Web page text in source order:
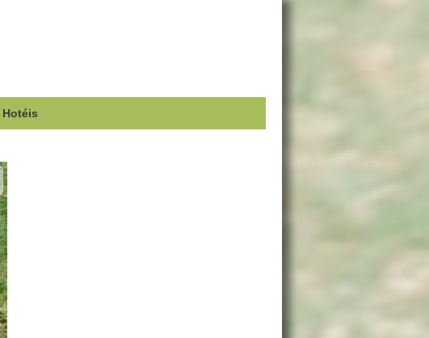
Hotéis